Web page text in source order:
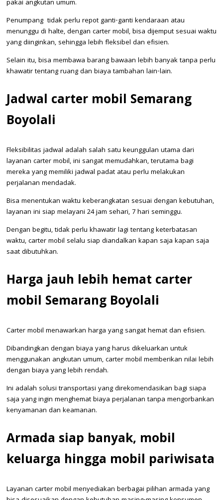
pakai angkutan umum.
Penumpang tidak perlu repot ganti-ganti kendaraan atau
menunggu di halte, dengan carter mobil, bisa dijemput sesuai waktu
yang diinginkan, sehingga lebih fleksibel dan efisien.
Selain itu, bisa membawa barang bawaan lebih banyak tanpa perlu
khawatir tentang ruang dan biaya tambahan lain-lain.
Jadwal carter mobil Semarang
Boyolali
Fleksibilitas jadwal adalah salah satu keunggulan utama dari
layanan carter mobil, ini sangat memudahkan, terutama bagi
mereka yang memiliki jadwal padat atau perlu melakukan
perjalanan mendadak.
Bisa menentukan waktu keberangkatan sesuai dengan kebutuhan,
layanan ini siap melayani 24 jam sehari, 7 hari seminggu.
Dengan begitu, tidak perlu khawatir lagi tentang keterbatasan
waktu, carter mobil selalu siap diandalkan kapan saja kapan saja
saat dibutuhkan.
Harga jauh lebih hemat carter
mobil Semarang Boyolali
Carter mobil menawarkan harga yang sangat hemat dan efisien.
Dibandingkan dengan biaya yang harus dikeluarkan untuk
menggunakan angkutan umum, carter mobil memberikan nilai lebih
dengan biaya yang lebih rendah.
Ini adalah solusi transportasi yang direkomendasikan bagi siapa
saja yang ingin menghemat biaya perjalanan tanpa mengorbankan
kenyamanan dan keamanan.
Armada siap banyak, mobil
keluarga hingga mobil pariwisata
Layanan carter mobil menyediakan berbagai pilihan armada yang